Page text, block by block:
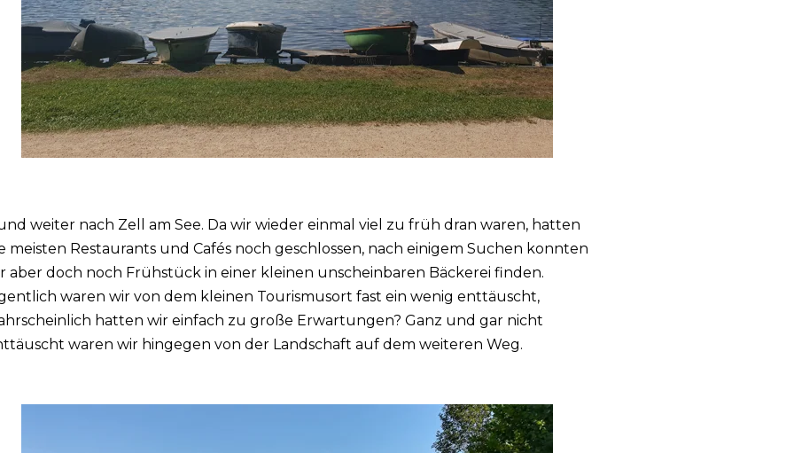
weiter nach Zell am See. Da wir wieder einmal viel zu früh dran waren, hatten
meisten Restaurants und Cafés noch geschlossen, nach einigem Suchen konnten
aber doch noch Frühstück in einer kleinen unscheinbaren Bäckerei finden.
waren wir von dem kleinen Tourismusort fast ein wenig enttäuscht,
hatten wir einfach zu große Erwartungen? Ganz und gar nicht
waren wir hingegen von der Landschaft auf dem weiteren Weg.